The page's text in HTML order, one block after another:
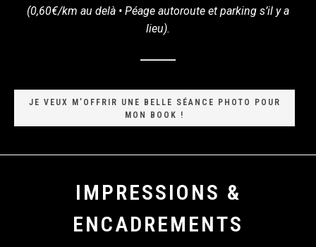
(0,60€/km au delà • Péage autoroute et parking s’il y a
lieu).
JE VEUX M’OFFRIR UNE BELLE SÉANCE PHOTO POUR
MON BOOK !
IMPRESSIONS &
ENCADREMENTS